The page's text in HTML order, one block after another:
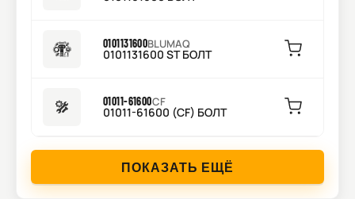
0101131600BLUMAQ
0101131600 ST БОЛТ
01011-61600CF
01011-61600 (CF) БОЛТ
ПОКАЗАТЬ ЕЩЁ